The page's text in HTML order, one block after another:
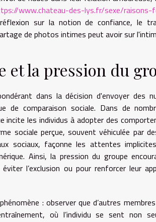
www.chateau-des-lys.fr/sexe/raisons-
sur la notion de confiance, le
de photos intimes peut avoir sur
et la pression du
dans la décision d'envoyer des
de comparaison sociale. Dans de
incite les individus à adopter des
sociale perçue, souvent véhiculée par
sociaux, façonne les attentes
Ainsi, la pression du groupe
l’exclusion ou pour renforcer leur
: observer que d’autres
où l’individu se sent non